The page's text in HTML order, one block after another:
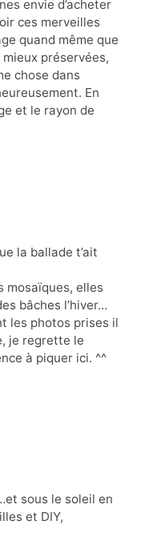
envie d’acheter
ces merveilles
quand même que
préservées,
chose dans
En
et le rayon de
la ballade t’ait
mosaïques, elles
bâches l’hiver…
les photos prises il
je regrette le
à piquer ici. ^^
sous le soleil en
et DIY,